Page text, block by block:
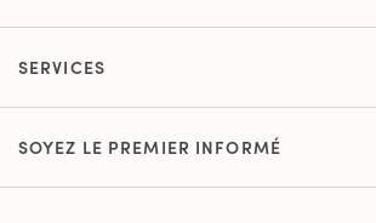
SERVICES
SOYEZ LE PREMIER INFORMÉ